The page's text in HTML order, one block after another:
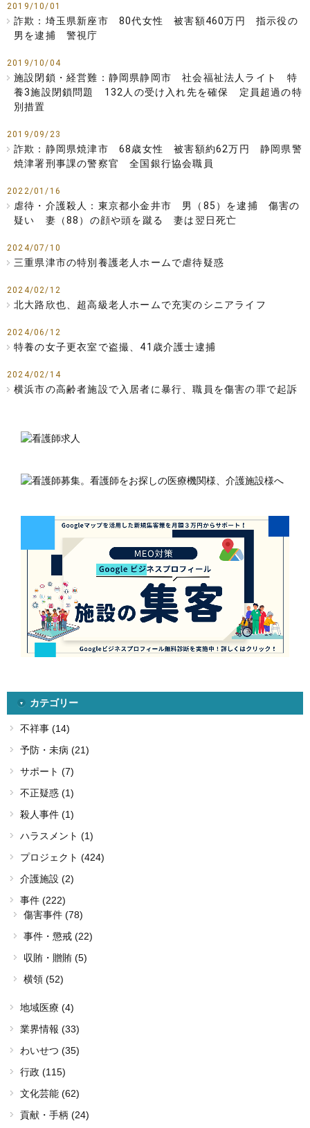
2019/10/01
詐欺：埼玉県新座市 80代女性 被害額460万円 指示役の
男を逮捕 警視庁
2019/10/04
施設閉鎖・経営難：静岡県静岡市 社会福祉法人ライト 特
養3施設閉鎖問題 132人の受け入れ先を確保 定員超過の特
別措置
2019/09/23
詐欺：静岡県焼津市 68歳女性 被害額約62万円 静岡県警
焼津署刑事課の警察官 全国銀行協会職員
2022/01/16
虐待・介護殺人：東京都小金井市 男（85）を逮捕 傷害の
疑い 妻（88）の顔や頭を蹴る 妻は翌日死亡
2024/07/10
三重県津市の特別養護老人ホームで虐待疑惑
2024/02/12
北大路欣也、超高級老人ホームで充実のシニアライフ
2024/06/12
特養の女子更衣室で盗撮、41歳介護士逮捕
2024/02/14
横浜市の高齢者施設で入居者に暴行、職員を傷害の罪で起訴
カテゴリー
不祥事 (14)
予防・未病 (21)
サポート (7)
不正疑惑 (1)
殺人事件 (1)
ハラスメント (1)
プロジェクト (424)
介護施設 (2)
事件 (222)
傷害事件 (78)
事件・懲戒 (22)
収賄・贈賄 (5)
横領 (52)
地域医療 (4)
業界情報 (33)
わいせつ (35)
行政 (115)
文化芸能 (62)
貢献・手柄 (24)